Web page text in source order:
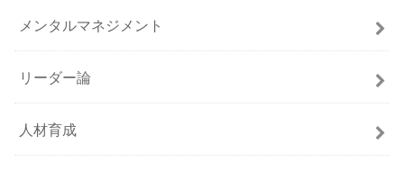
メンタルマネジメント
リーダー論
人材育成